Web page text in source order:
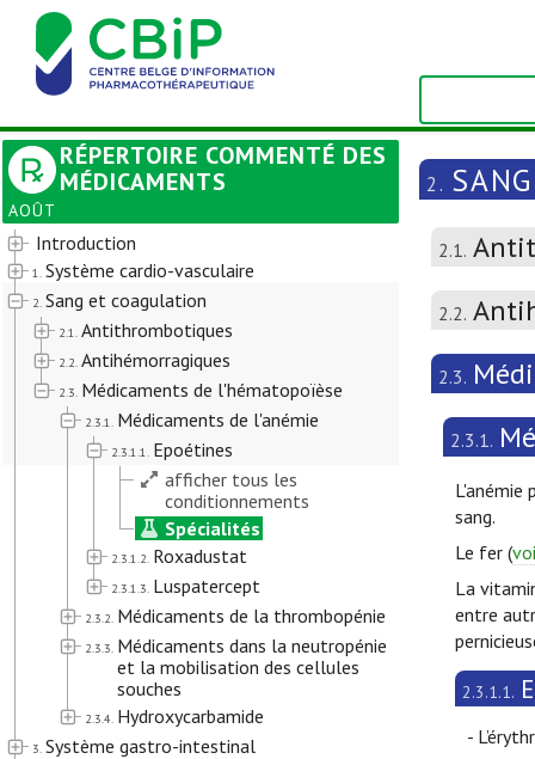
RÉPERTOIRE COMMENTÉ DES
MÉDICAMENTS
AOÛT
Introduction
1. Système cardio-vasculaire
2. Sang et coagulation
2.1. Antithrombotiques
2.2. Antihémorragiques
2.3. Médicaments de l'hématopoïèse
2.3.1. Médicaments de l'anémie
2.3.1.1. Epoétines
afficher tous les
conditionnements
Spécialités
2.3.1.2. Roxadustat
2.3.1.3. Luspatercept
2.3.2. Médicaments de la thrombopénie
2.3.3. Médicaments dans la neutropénie
et la mobilisation des cellules
souches
2.3.4. Hydroxycarbamide
3. Système gastro-intestinal
2.
2.1.
2.2.
2.3.
2.3.1.
L'anémie
sang.
Le fer (
La
entre
2.3.1.1.
-